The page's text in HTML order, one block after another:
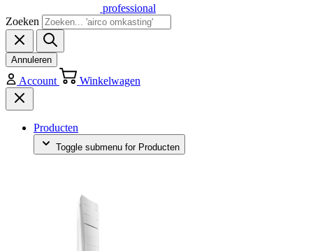
professional
Zoeken
Annuleren
Account Winkelwagen
Producten
Toggle submenu for Producten